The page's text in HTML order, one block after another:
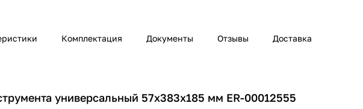
Комплектация Документы Отзывы Доставка
универсальный 57x383x185 мм ER-00012555